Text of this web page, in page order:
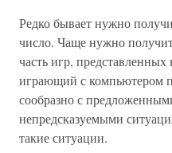
Редко бывает нужно
число. Чаще нужно
часть игр,
играющий с компьютером
сообразно с
непредсказуемыми
такие ситуации.